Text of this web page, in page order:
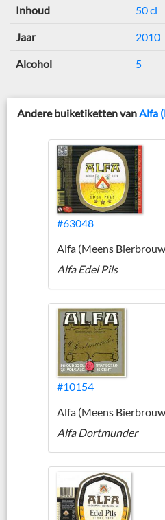
Inhoud 50 cl
Jaar 2010
Alcohol 5
Andere buiketiketten vanAlfa
#63048
Alfa (Meens
Alfa Edel Pils
#10154
Alfa (Meens
Alfa Dortmunder